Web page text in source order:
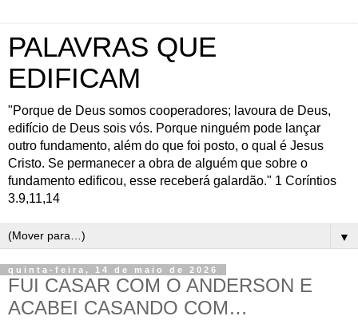
PALAVRAS QUE
EDIFICAM
"Porque de Deus somos cooperadores; lavoura de Deus,
edifício de Deus sois vós. Porque ninguém pode lançar
outro fundamento, além do que foi posto, o qual é Jesus
Cristo. Se permanecer a obra de alguém que sobre o
fundamento edificou, esse receberá galardão." 1 Coríntios
3.9,11,14
▼
quinta-feira, 14 de maio de 2026
FUI CASAR COM O ANDERSON E
ACABEI CASANDO COM…